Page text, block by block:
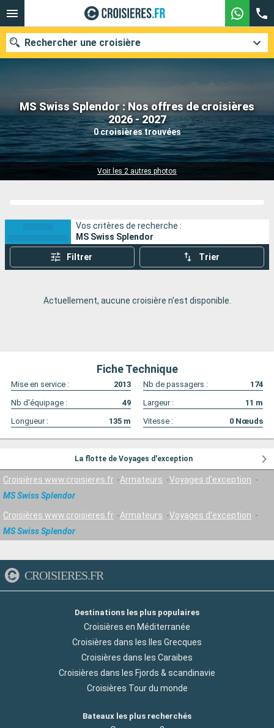
MS Swiss Splendor : Nos offres de croisières
2026 - 2027
0 croisières trouvées
Voir les 2 autres photos
Rechercher une croisière
Nos destinations
Mois de départ
Compagnies
Vos critères de recherche :
MS Swiss Splendor
Filtrer Trier
Actuellement, aucune croisière n'est disponible.
Fiche Technique
Mise en service : 2013 Nb de passagers :
174
Nb d'équipage :
49 Largeur : 11 m
Longueur :
135 m Vitesse : 0 Nœuds
La flotte de Voyages d'exception
Croisières www.croisieres.fr Armateurs
Voyages d'exception
MS Swiss Splendor
Croisières www.croisieres.fr Armateurs
Voyages d'exception
MS Swiss Splendor
CROISIERES.FR
Destinations les plus populaires
Croisières en Méditerranée
Croisières dans les Iles Grecques
Croisières dans les Caraibes
Croisières dans les Fjords & scandinavie
Croisières Tour du monde
Bateaux les plus recherchés